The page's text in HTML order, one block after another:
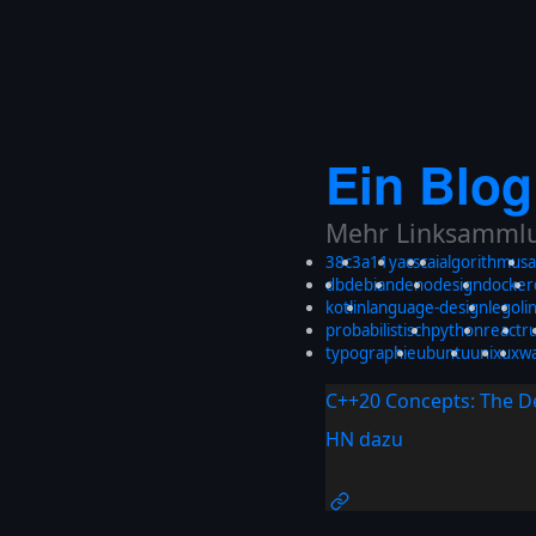
Ein Blog
Mehr
38c3a11yacscaialgorithmus
dbdebiandenodesigndocker
kotlinlanguage-designlego
probabilistischpythonreact
typographieubuntuunixux
C++20 Concepts: The
HN dazu